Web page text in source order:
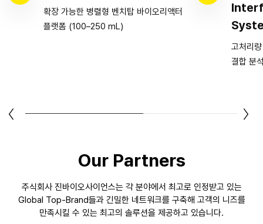
확장 가능한 병렬형 벤치탑 바이오리액터
플랫폼 (100–250 mL)
고처리
결합 분
Our Partners
주식회사 진바이오사이언스는 각 분야에서 최고로 인정받고 있는
Global Top-Brand들과긴밀한 네트워크를 구축해 고객의 니즈를
만족시킬 수 있는 최고의 솔루션을 제공하고 있습니다.